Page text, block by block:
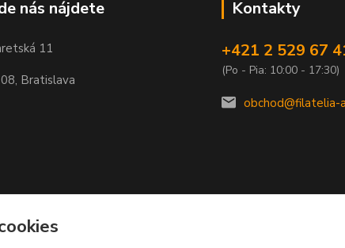
nás nájdete
11
Bratislava
Kontakty
+421 2 529 67
(Po - Pia: 10:00 - 17:30)
obchod@filatelia-